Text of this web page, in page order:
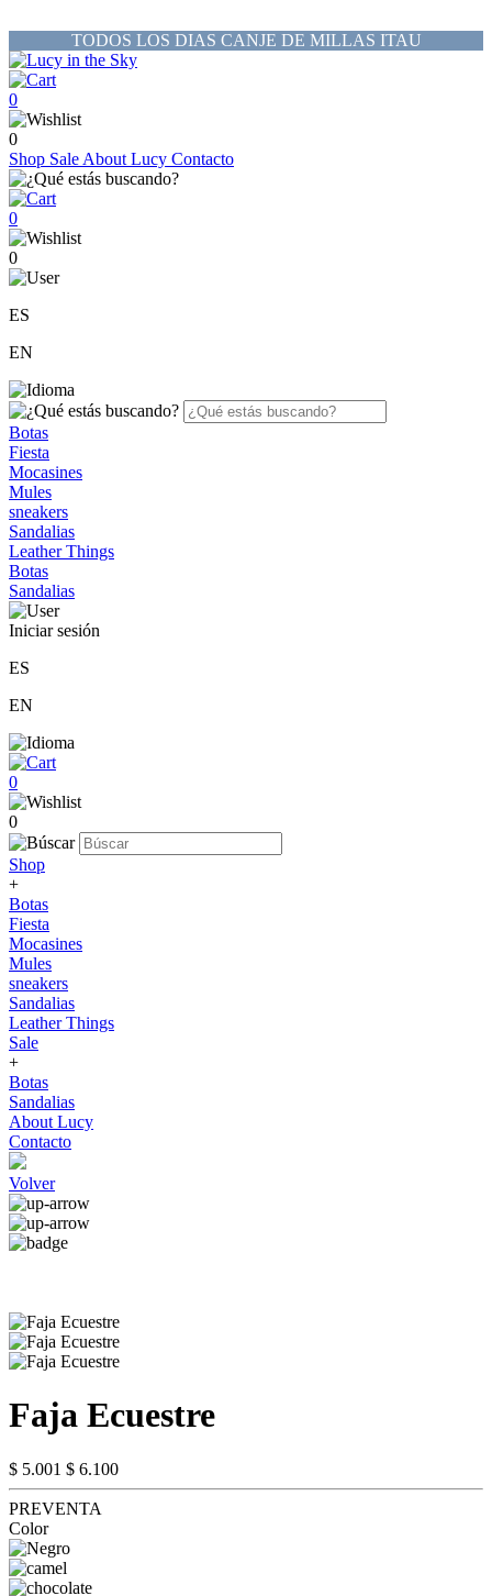
TODOS LOS DIAS CANJE DE MILLAS ITAU
0
0
Shop Sale About Lucy Contacto
0
0
ES
EN
Botas
Fiesta
Mocasines
Mules
sneakers
Sandalias
Leather Things
Botas
Sandalias
Iniciar sesión
ES
EN
0
0
Shop
+
Botas
Fiesta
Mocasines
Mules
sneakers
Sandalias
Leather Things
Sale
+
Botas
Sandalias
About Lucy
Contacto
Volver
Faja Ecuestre
$ 5.001 $ 6.100
PREVENTA
Color